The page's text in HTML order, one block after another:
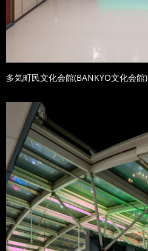
多気町民文化会館(BANKYO文化会館)